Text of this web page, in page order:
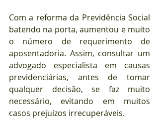
Com a reforma da Previdência Social
batendo na porta, aumentou e muito
o número de requerimento de
aposentadoria. Assim, consultar um
advogado especialista em causas
previdenciárias, antes de tomar
qualquer decisão, se faz muito
necessário, evitando em muitos
casos prejuízos irrecuperáveis.